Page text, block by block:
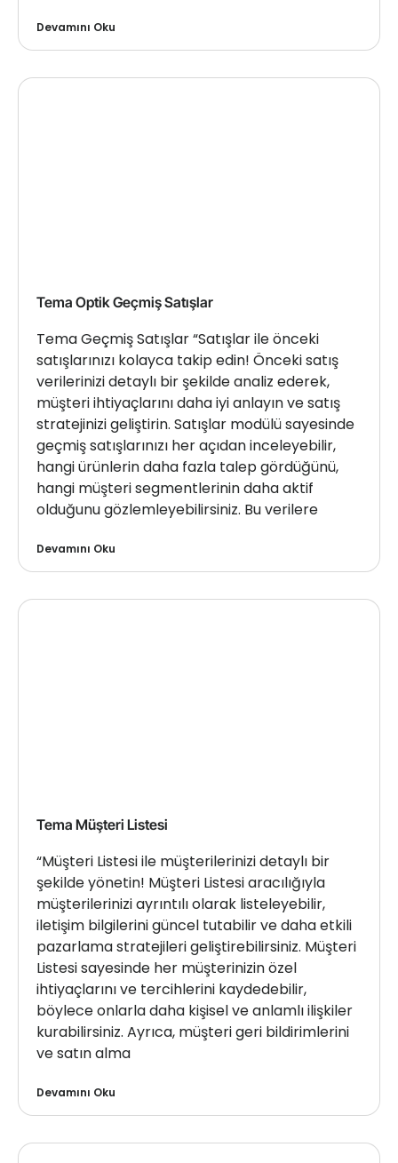
Devamını Oku
Tema Optik Geçmiş Satışlar
Tema Geçmiş Satışlar “Satışlar ile önceki
satışlarınızı kolayca takip edin! Önceki satış
verilerinizi detaylı bir şekilde analiz ederek,
müşteri ihtiyaçlarını daha iyi anlayın ve satış
stratejinizi geliştirin. Satışlar modülü sayesinde
geçmiş satışlarınızı her açıdan inceleyebilir,
hangi ürünlerin daha fazla talep gördüğünü,
hangi müşteri segmentlerinin daha aktif
olduğunu gözlemleyebilirsiniz. Bu verilere
Devamını Oku
Tema Müşteri Listesi
“Müşteri Listesi ile müşterilerinizi detaylı bir
şekilde yönetin! Müşteri Listesi aracılığıyla
müşterilerinizi ayrıntılı olarak listeleyebilir,
iletişim bilgilerini güncel tutabilir ve daha etkili
pazarlama stratejileri geliştirebilirsiniz. Müşteri
Listesi sayesinde her müşterinizin özel
ihtiyaçlarını ve tercihlerini kaydedebilir,
böylece onlarla daha kişisel ve anlamlı ilişkiler
kurabilirsiniz. Ayrıca, müşteri geri bildirimlerini
ve satın alma
Devamını Oku